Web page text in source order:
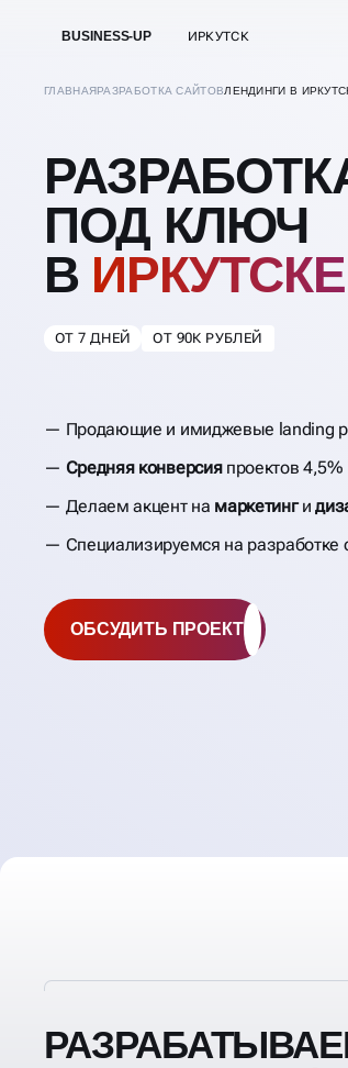
BUSINESS-UP ИРКУТСК
ГЛАВНАЯРАЗРАБОТКА САЙТОВЛЕНДИНГИ В
ПОД КЛЮЧ
В ИРКУТСКЕ
ОТ 7 ДНЕЙ ОТ 90К РУБЛЕЙ
Продающие и имиджевые landing
Средняя конверсияпроектов 4,5%
Делаем акцент на маркетинги
Специализируемся на разработке
ОБСУДИТЬ ПРОЕКТ